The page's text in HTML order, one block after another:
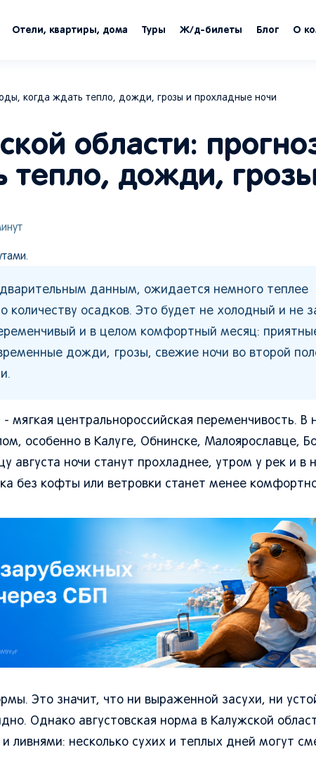
Отели, квартиры, дома Туры Ж/д-билеты Блог О
когда ждать тепло, дожди, грозы и прохладные ночи
области:
тепло, дожди,
данным, ожидается немного теплее
количеству осадков. Это будет не холодный и не
и в целом комфортный месяц:
дожди, грозы, свежие ночи во второй
мягкая центральнороссийская переменчивость. В
особенно в Калуге, Обнинске, Малоярославце,
ночи станут прохладнее, утром у рек и в
без кофты или ветровки станет менее
Это значит, что ни выраженной засухи, ни
Однако августовская норма в Калужской
несколько сухих и теплых дней могут